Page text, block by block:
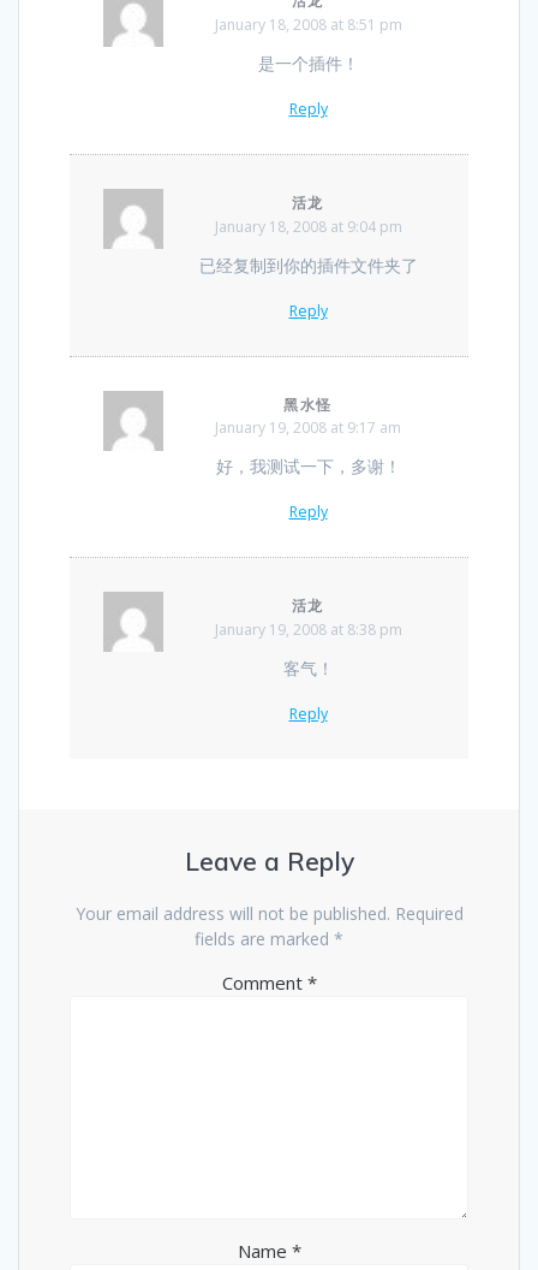
January 18, 2008 at 8:51 pm
是一个插件！
Reply
活龙
January 18, 2008 at 9:04 pm
已经复制到你的插件文件夹了
Reply
黑水怪
January 19, 2008 at 9:17 am
好，我测试一下，多谢！
Reply
活龙
January 19, 2008 at 8:38 pm
客气！
Reply
Leave a Reply
Your email address will not be published. Required
fields are marked *
Comment *
Name *